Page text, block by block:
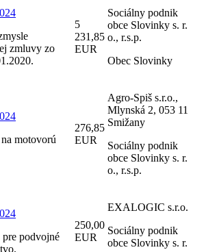
zmluvy zo
5
231,85
EUR
Sociálny podnik
obce Slovinky s. r.
o., r.s.p.
Obec Slovinky
motovorú
276,85
EUR
Agro-Spiš s.r.o.,
Mlynská 2, 053 11
Smižany
Sociálny podnik
obce Slovinky s. r.
o., r.s.p.
podvojné
250,00
EUR
EXALOGIC s.r.o.
Sociálny podnik
obce Slovinky s. r.